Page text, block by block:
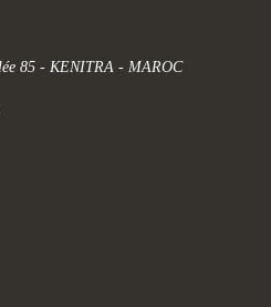
85 - KENITRA - MAROC